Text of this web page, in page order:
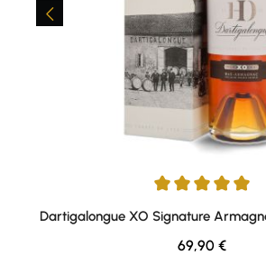
Durchschnittliche Bewertung von 5
Dartigalongue XO Signature
Regulärer Preis:
69,90 €